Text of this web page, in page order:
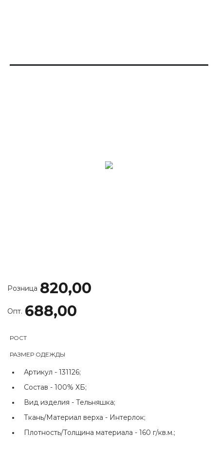
Розница 820,00
Опт. 688,00
РОСТ
РАЗМЕР ОДЕЖДЫ
Артикул - 131126;
Состав - 100% ХБ;
Вид изделия - Тельняшка;
Ткань/Материал верха - Интерлок;
Плотность/Толщина материала - 160 г/кв.м.;